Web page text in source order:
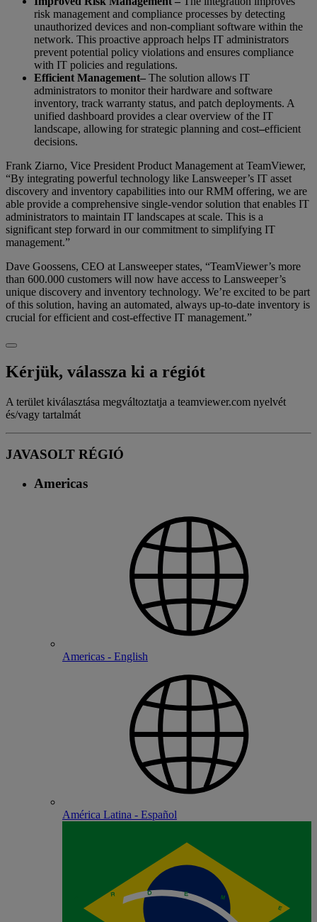
risk management and compliance processes by detecting
unauthorized devices and non-compliant software within the
network. This proactive approach helps IT administrators
prevent potential policy violations and ensures compliance
with IT policies and regulations.
Efficient Management– The solution allows IT
administrators to monitor their hardware and software
inventory, track warranty status, and patch deployments. A
unified dashboard provides a clear overview of the IT
landscape, allowing for strategic planning and cost–efficient
decisions.
Frank Ziarno, Vice President Product Management at TeamViewer,
“By integrating powerful technology like Lansweeper’s IT asset
discovery and inventory capabilities into our RMM offering, we are
able provide a comprehensive single-vendor solution that enables IT
administrators to maintain IT landscapes at scale. This is a
significant step forward in our commitment to simplifying IT
management.”
Dave Goossens, CEO at Lansweeper states, “TeamViewer’s more
than 600.000 customers will now have access to Lansweeper’s
unique discovery and inventory technology. We’re excited to be part
of this solution, having an automated, always up-to-date inventory is
crucial for efficient and cost-effective IT management.”
Kérjük, válassza ki a régiót
A terület kiválasztása megváltoztatja a teamviewer.com nyelvét
és/vagy tartalmát
JAVASOLT RÉGIÓ
Americas
Americas - English
América Latina - Español